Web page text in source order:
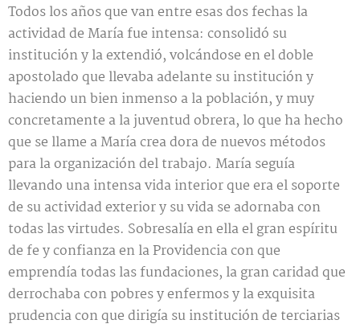
Todos los años que van entre esas dos fechas la
actividad de María fue intensa: consolidó su
institución y la extendió, volcándose en el doble
apostolado que llevaba adelante su institución y
haciendo un bien inmenso a la población, y muy
concretamente a la juventud obrera, lo que ha hecho
que se llame a María crea dora de nuevos métodos
para la organización del trabajo. María seguía
llevando una intensa vida interior que era el soporte
de su actividad exterior y su vida se adornaba con
todas las virtudes. Sobresalía en ella el gran espíritu
de fe y confianza en la Providencia con que
emprendía todas las fundaciones, la gran caridad que
derrochaba con pobres y enfermos y la exquisita
prudencia con que dirigía su institución de terciarias